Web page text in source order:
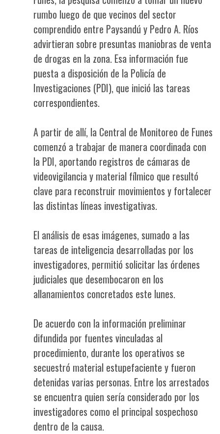
rumbo luego de que vecinos del sector
comprendido entre Paysandú y Pedro A. Ríos
advirtieran sobre presuntas maniobras de venta
de drogas en la zona. Esa información fue
puesta a disposición de la Policía de
Investigaciones (PDI), que inició las tareas
correspondientes.
A partir de allí, la Central de Monitoreo de Funes
comenzó a trabajar de manera coordinada con
la PDI, aportando registros de cámaras de
videovigilancia y material fílmico que resultó
clave para reconstruir movimientos y fortalecer
las distintas líneas investigativas.
El análisis de esas imágenes, sumado a las
tareas de inteligencia desarrolladas por los
investigadores, permitió solicitar las órdenes
judiciales que desembocaron en los
allanamientos concretados este lunes.
De acuerdo con la información preliminar
difundida por fuentes vinculadas al
procedimiento, durante los operativos se
secuestró material estupefaciente y fueron
detenidas varias personas. Entre los arrestados
se encuentra quien sería considerado por los
investigadores como el principal sospechoso
dentro de la causa.